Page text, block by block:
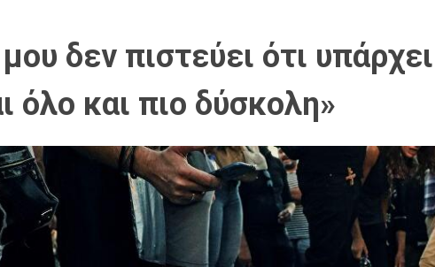
δεν πιστεύει ότι
όλο και πιο δύσκολη»